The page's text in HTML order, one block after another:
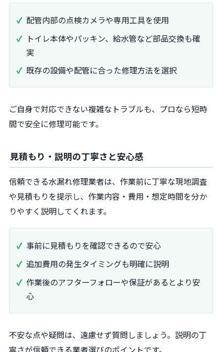
配管内部の点検カメラや専用工具を使用
トイレ本体やパッキン、給水管など部品交換も確
実
既存の設備や配管に合った修理方法を選択
ご自身で対応できない複雑なトラブルも、プロなら短時
間で安全に修理可能です。
見積もり・説明の丁寧さと安心感
信頼できる水漏れ修理業者は、作業前に丁寧な現地調査
や見積もりを提示し、作業内容・費用・想定時間を分か
りやすく説明してくれます。
事前に見積もりを確認できるので安心
追加費用の発生タイミングも明確に説明
作業後のアフターフォローや保証があるとより安
心
不安な点や疑問は、遠慮せず質問しましょう。説明の丁
寧さが信頼できる業者選びのポイントです。